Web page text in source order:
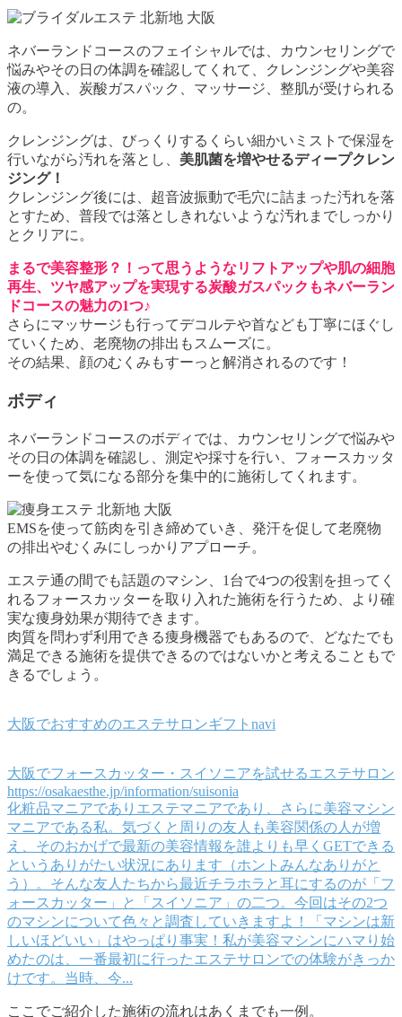
ネバーランドコースのフェイシャルでは、カウンセリングで
悩みやその日の体調を確認してくれて、クレンジングや美容
液の導入、炭酸ガスパック、マッサージ、整肌が受けられる
の。
クレンジングは、びっくりするくらい細かいミストで保湿を
行いながら汚れを落とし、 美肌菌を増やせるディープクレン
ジング！
クレンジング後には、超音波振動で毛穴に詰まった汚れを落
とすため、普段では落としきれないような汚れまでしっかり
とクリアに。
まるで美容整形？！って思うようなリフトアップや肌の細胞
再生、ツヤ感アップを実現する炭酸ガスパックもネバーラン
ドコースの魅力の1つ♪
さらにマッサージも行ってデコルテや首なども丁寧にほぐし
ていくため、老廃物の排出もスムーズに。
その結果、顔のむくみもすーっと解消されるのです！
ボディ
ネバーランドコースのボディでは、カウンセリングで悩みや
その日の体調を確認し、測定や採寸を行い、フォースカッタ
ーを使って気になる部分を集中的に施術してくれます。
EMSを使って筋肉を引き締めていき、発汗を促して老廃物
の排出やむくみにしっかりアプローチ。
エステ通の間でも話題のマシン、1台で4つの役割を担ってく
れるフォースカッターを取り入れた施術を行うため、より確
実な痩身効果が期待できます。
肉質を問わず利用できる痩身機器でもあるので、どなたでも
満足できる施術を提供できるのではないかと考えることもで
きるでしょう。
大阪でおすすめのエステサロンギフトnavi
大阪でフォースカッター・スイソニアを試せるエステサロン
https://osakaesthe.jp/information/suisonia
化粧品マニアでありエステマニアであり、さらに美容マシン
マニアである私。気づくと周りの友人も美容関係の人が増
え、そのおかげで最新の美容情報を誰よりも早くGETできる
というありがたい状況にあります（ホントみんなありがと
う）。そんな友人たちから最近チラホラと耳にするのが「フ
ォースカッター」と「スイソニア」の二つ。今回はその2つ
のマシンについて色々と調査していきますよ！「マシンは新
しいほどいい」はやっぱり事実！私が美容マシンにハマり始
めたのは、一番最初に行ったエステサロンでの体験がきっか
けです。当時、今...
ここでご紹介した施術の流れはあくまでも一例。